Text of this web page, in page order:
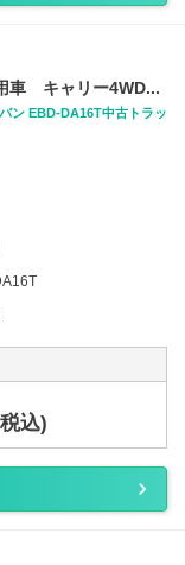
車 キャリー4WD...
ン EBD-DA16T中古トラッ
込)